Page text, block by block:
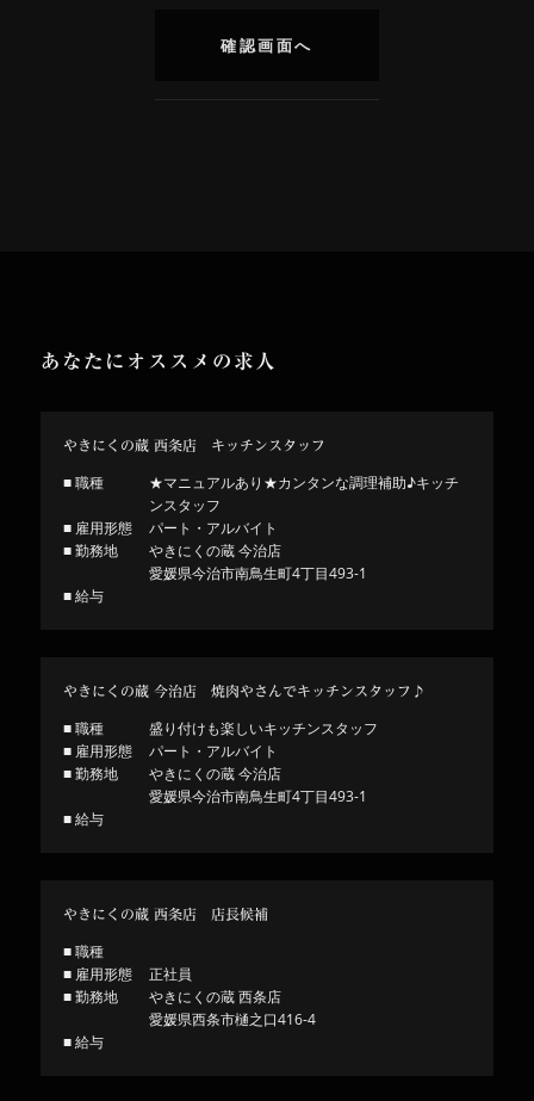
あなたにオススメの求人
やきにくの蔵 西条店 キッチンスタッフ
■ 職種
★マニュアルあり★カンタンな調理補助♪キッチ
ンスタッフ
■ 雇用形態
パート・アルバイト
■ 勤務地
やきにくの蔵 今治店
愛媛県今治市南鳥生町4丁目493-1
■ 給与
やきにくの蔵 今治店 焼肉やさんでキッチンスタッフ♪
■ 職種
盛り付けも楽しいキッチンスタッフ
■ 雇用形態
パート・アルバイト
■ 勤務地
やきにくの蔵 今治店
愛媛県今治市南鳥生町4丁目493-1
■ 給与
やきにくの蔵 西条店 店長候補
■ 職種
■ 雇用形態
正社員
■ 勤務地
やきにくの蔵 西条店
愛媛県西条市樋之口416-4
■ 給与